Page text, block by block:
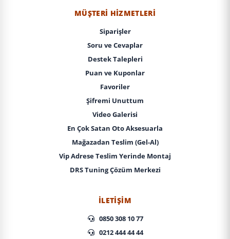
MÜŞTERI HIZMETLERI
Siparişler
Soru ve Cevaplar
Destek Talepleri
Puan ve Kuponlar
Favoriler
Şifremi Unuttum
Video Galerisi
En Çok Satan Oto Aksesuarla
Mağazadan Teslim (Gel-Al)
Vip Adrese Teslim Yerinde Montaj
DRS Tuning Çözüm Merkezi
İLETIŞIM
0850 308 10 77
0212 444 44 44